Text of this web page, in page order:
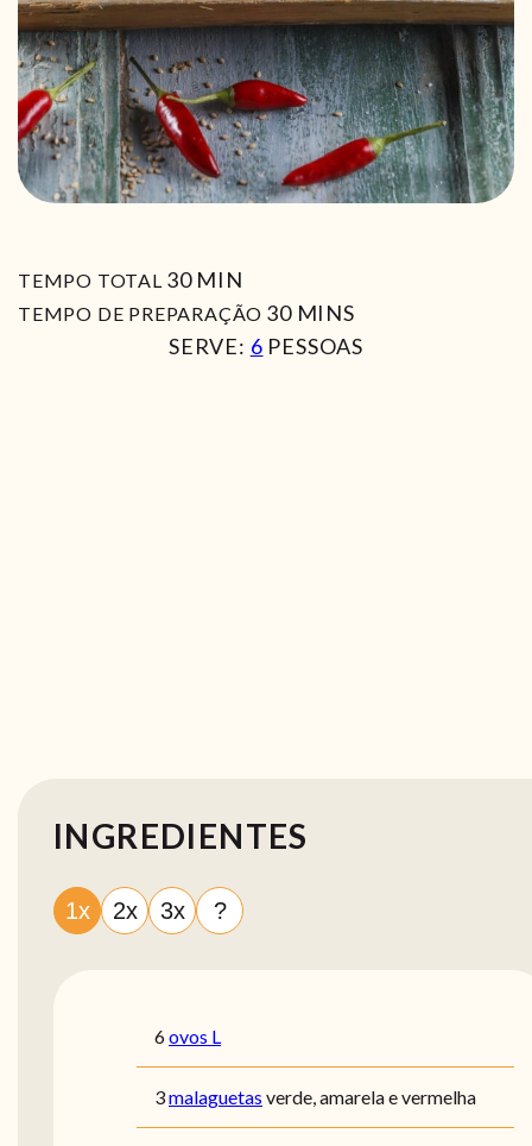
TEMPO TOTAL 30MIN
MIN
TEMPO DE PREPARAÇÃO 30MIN
MINS
SERVE: 6 PESSOAS
INGREDIENTES
1x 2x 3x ?
6ovos L
3malaguetas verde, amarela e vermelha